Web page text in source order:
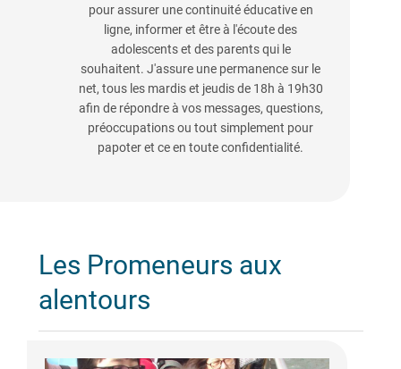
pour assurer une continuité éducative en
ligne, informer et être à l'écoute des
adolescents et des parents qui le
souhaitent. J'assure une permanence sur le
net, tous les mardis et jeudis de 18h à 19h30
afin de répondre à vos messages, questions,
préoccupations ou tout simplement pour
papoter et ce en toute confidentialité.
Les Promeneurs aux
alentours